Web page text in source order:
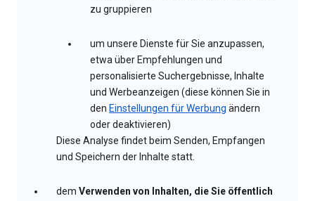
zu gruppieren
um unsere Dienste für Sie anzupassen,
etwa über Empfehlungen und
personalisierte Suchergebnisse, Inhalte
und Werbeanzeigen (diese können Sie in
den Einstellungen für Werbung ändern
oder deaktivieren)
Diese Analyse findet beim Senden, Empfangen
und Speichern der Inhalte statt.
dem Verwenden von Inhalten, die Sie öffentlich